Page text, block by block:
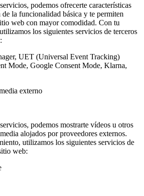
podemos ofrecerte características
de la funcionalidad básica y te permiten
web con mayor comodidad. Con tu
los siguientes servicios de terceros
UET (Universal Event Tracking)
Mode, Google Consent Mode, Klarna,
externo
podemos mostrarte vídeos u otros
alojados por proveedores externos.
utilizamos los siguientes servicios de
web: